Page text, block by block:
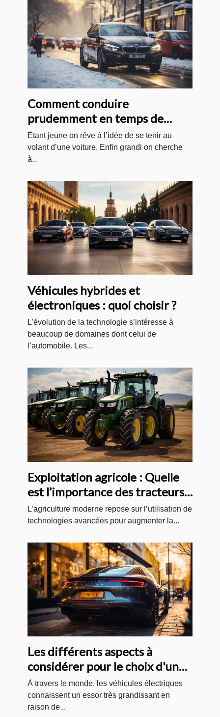
Comment conduire
prudemment en temps de
neige ?
Étant jeune on rêve à l’idée de se tenir au
volant d’une voiture. Enfin grandi on cherche
à...
Véhicules hybrides et
électroniques : quoi choisir ?
L’évolution de la technologie s’intéresse à
beaucoup de domaines dont celui de
l’automobile. Les...
Exploitation agricole : Quelle
est l’importance des tracteurs
agricoles modernes ?
L’agriculture moderne repose sur l’utilisation de
technologies avancées pour augmenter la...
Les différents aspects à
considérer pour le choix d'un
véhicule électrique
À travers le monde, les véhicules électriques
connaissent un essor très grandissant en
raison de...